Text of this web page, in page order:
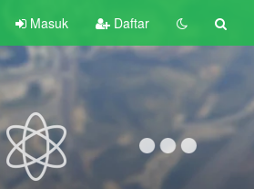
Masuk Daftar